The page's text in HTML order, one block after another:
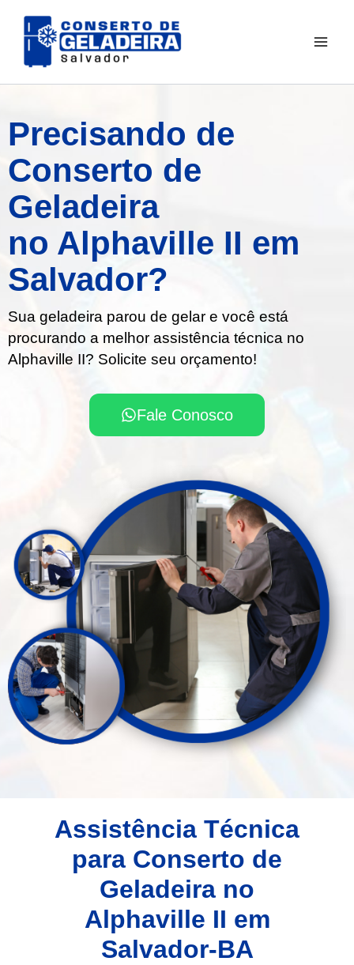
para
Precisando de
Conserto de
Geladeira
no Alphaville II em
Salvador?
Sua geladeira parou de gelar e você está
procurando a melhor assistência técnica no
Alphaville II? Solicite seu orçamento!
Fale Conosco
Assistência Técnica
para Conserto de
Geladeira no
Alphaville II em
Salvador-BA